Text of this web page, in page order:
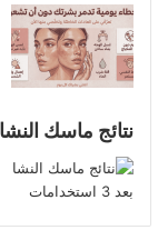
نتائج ماسك النشا بعد 3